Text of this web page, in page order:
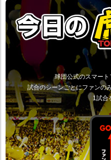
球団公式のスマー
試合のシーンごとにファンの
1試合